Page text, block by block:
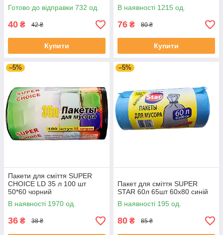
Готово до відправки 732 од.
40 ₴ 42 ₴
Купити
В наявності 1215 од.
76 ₴ 80 ₴
Купити
–5%
Пакети для сміття SUPER
CHOICE LD 35 л 100 шт
50*60 чорний
В наявності 1970 од.
36 ₴ 38 ₴
–5%
Пакет для сміття SUPER
STAR 60л 65шт 60х80 синій
В наявності 195 од.
80 ₴ 85 ₴